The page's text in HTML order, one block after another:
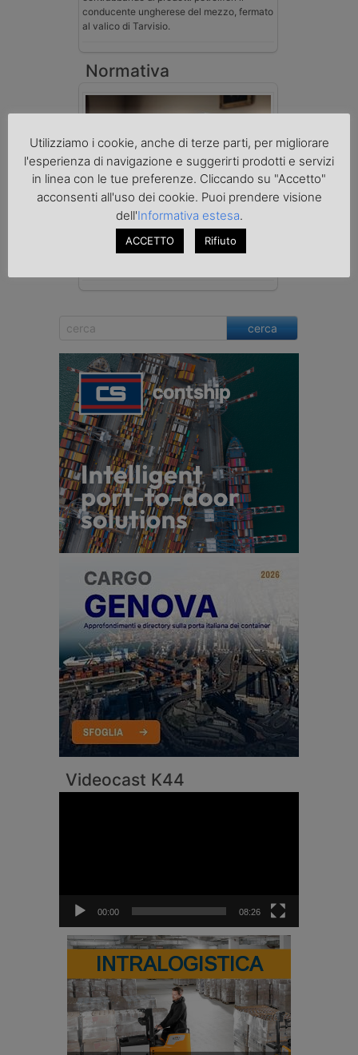
conducente ungherese del mezzo, fermato
al valico di Tarvisio.
Normativa
Imprenditore di Prato assolto per infortunio
cerca
Videocast K44
00:00 08:26
INTRALOGISTICA
Utilizziamo i cookie, anche di terze parti, per migliorare
l'esperienza di navigazione e suggerirti prodotti e servizi
in linea con le tue preferenze. Cliccando su "Accetto"
acconsenti all'uso dei cookie. Puoi prendere visione
dell'Informativa estesa.
ACCETTO Rifiuto